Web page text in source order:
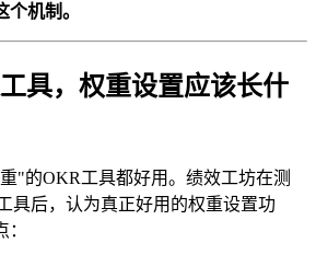
机制。
具，权重设置应该长什
"的OKR工具都好用。绩效工坊在测
具后，认为真正好用的权重设置功